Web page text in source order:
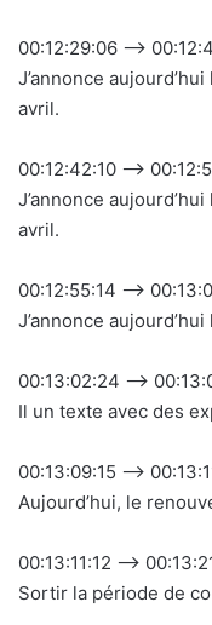
00:12:29:06 –>
J’annonce
avril.
00:12:42:10 –>
J’annonce
avril.
00:12:55:14 –>
J’annonce
00:13:02:24 –>
Il un texte avec des
00:13:09:15 –>
Aujourd’hui, le
00:13:11:12 –>
Sortir la période de